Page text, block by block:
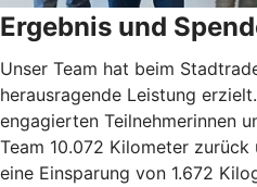
Ergebnis und
Unser Team hat beim
herausragende Leistung
engagierten Teilnehmerinnen
Team 10.072 Kilometer
eine Einsparung von 1.672